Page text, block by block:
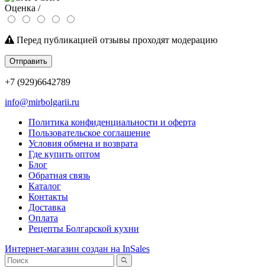
Оценка /
Перед публикацией отзывы проходят модерацию
Отправить
+7 (929)6642789
info@mirbolgarii.ru
Политика конфиденциальности и оферта
Пользовательское соглашение
Условия обмена и возврата
Где купить оптом
Блог
Обратная связь
Каталог
Контакты
Доставка
Оплата
Рецепты Болгарской кухни
Интернет-магазин создан на InSales